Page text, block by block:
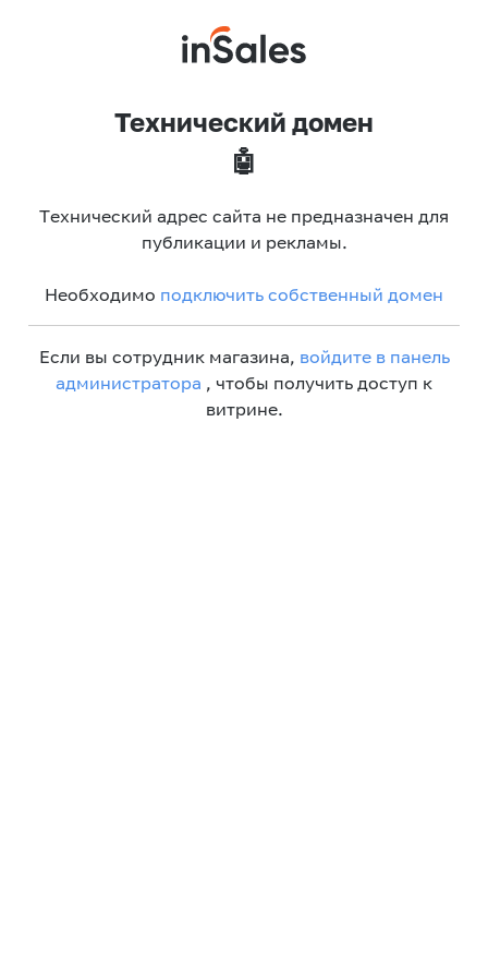
Технический домен
🤖
Технический адрес сайта не предназначен для
публикации и рекламы.
Необходимо подключить собственный домен
Если вы сотрудник магазина, войдите в панель
администратора , чтобы получить доступ к
витрине.